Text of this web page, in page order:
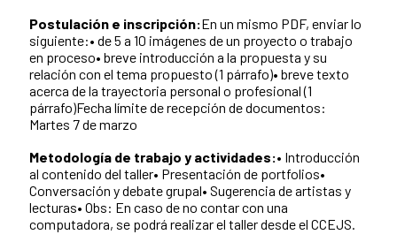
Postulación e inscripción:En un mismo PDF, enviar lo
siguiente:• de 5 a 10 imágenes de un proyecto o trabajo
en proceso• breve introducción a la propuesta y su
relación con el tema propuesto (1 párrafo)• breve texto
acerca de la trayectoria personal o profesional (1
párrafo)Fecha límite de recepción de documentos:
Martes 7 de marzo
Metodología de trabajo y actividades:• Introducción
al contenido del taller• Presentación de portfolios•
Conversación y debate grupal• Sugerencia de artistas y
lecturas• Obs: En caso de no contar con una
computadora, se podrá realizar el taller desde el CCEJS.